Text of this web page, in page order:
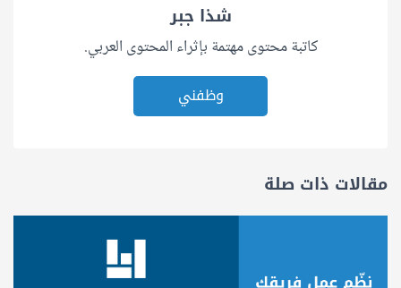
شذا جبر
كاتبة محتوى مهتمة بإثراء المحتوى العربي.
وظفني
مقالات ذات صلة